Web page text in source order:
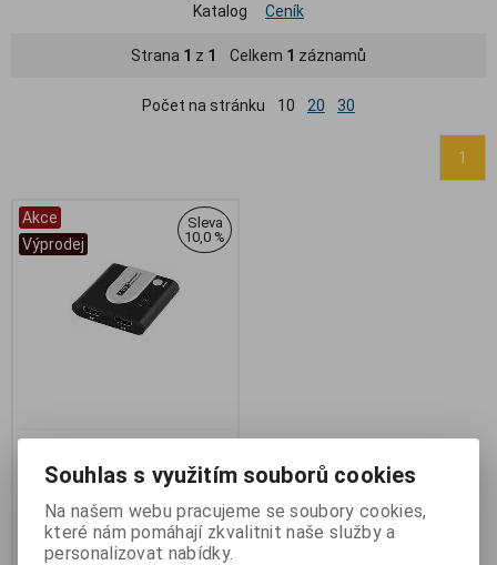
Katalog Ceník
Strana 1 z 1 Celkem 1 záznamů
Počet na stránku 10 20 30
1
Akce
Výprodej
Sleva
10,0 %
Přepínač PremiumCord HDMI
2:1 automatický khswit21
Katalogové číslo:k_khswit21a
Záruka (měsíců): 24
Termín dodání (dny):skladem
Souhlas s využitím souborů cookies
Na našem webu pracujeme se soubory cookies,
které nám pomáhají zkvalitnit naše služby a
personalizovat nabídky.